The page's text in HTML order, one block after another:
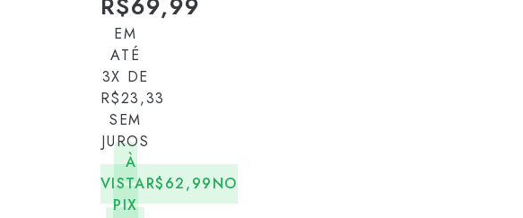
EM
ATÉ
3X DE
R$23,33
SEM
JUROS
À
VISTAR$62,99NO
PIX